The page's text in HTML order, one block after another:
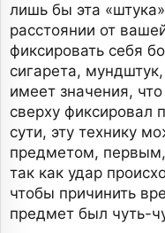
лишь бы эта
расстоянии от
фиксировать себя
сигарета,
имеет значения,
сверху фиксировал
сути, эту технику
предметом,
так как удар
чтобы причинить
предмет был чуть-